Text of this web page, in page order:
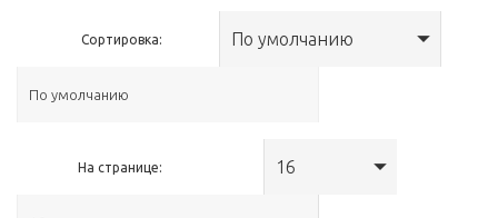
Сортировка: По умолчанию
На странице: 16